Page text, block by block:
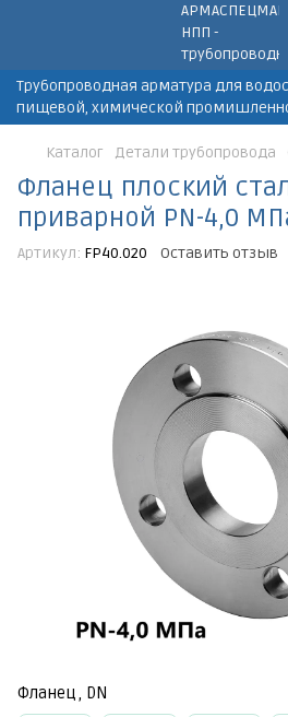
Трубопроводная арматура для
пищевой, химической
Каталог Детали трубопровода
Фланец плоский
приварной PN-4,0
Артикул: FP40.020 Оставить отзыв
Фланец, DN